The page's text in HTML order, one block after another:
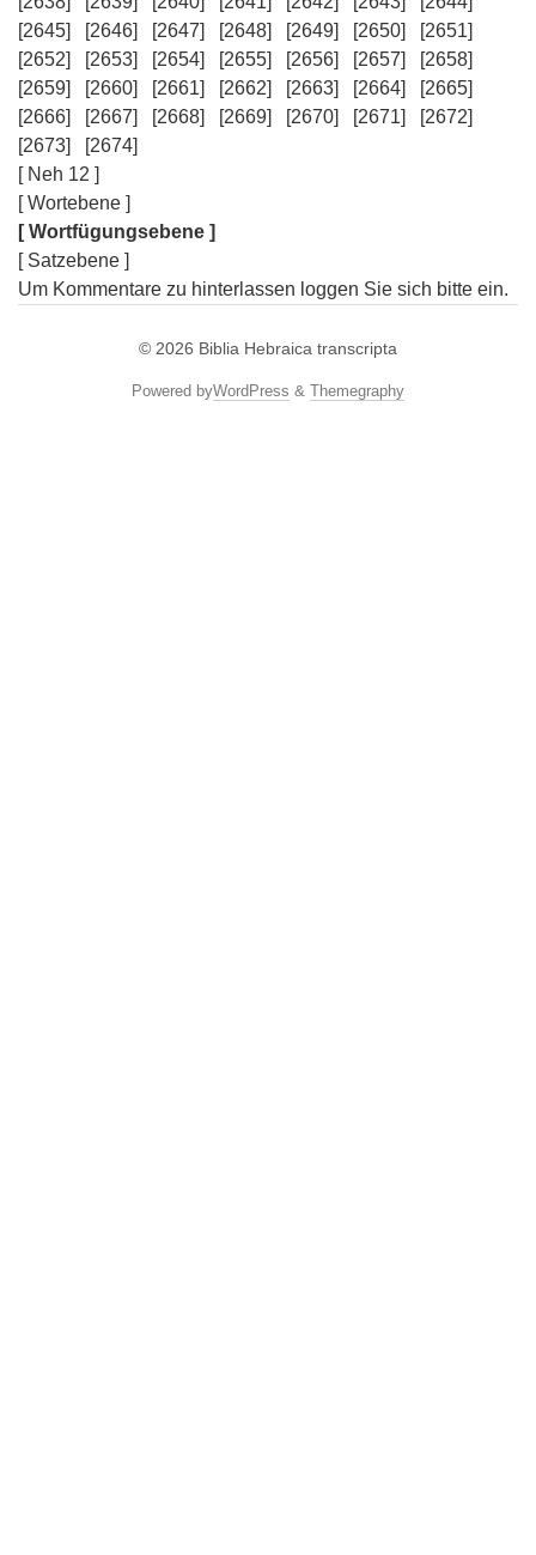
[2645]
[2646] [2647] [2648] [2649] [2650]
[2651]
[2652]
[2653] [2654] [2655] [2656] [2657]
[2658]
[2659]
[2660] [2661] [2662] [2663] [2664]
[2665]
[2666]
[2667] [2668] [2669] [2670] [2671]
[2672]
[2673]
[2674]
[ Neh 12 ]
[ Wortebene ]
[ Wortfügungsebene ]
[ Satzebene ]
Um Kommentare zu hinterlassen loggen Sie sich bitte ein.
© 2026 Biblia Hebraica transcripta
Powered byWordPress & Themegraphy